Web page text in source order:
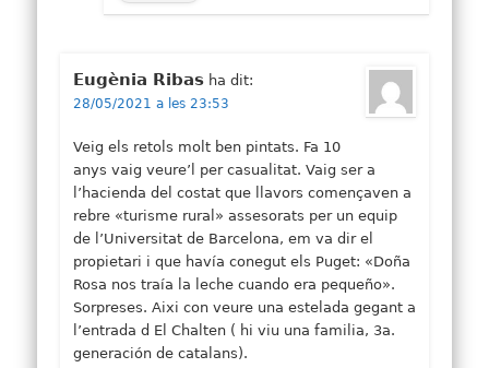
Eugènia Ribas ha dit:
28/05/2021 a les 23:53
Veig els retols molt ben pintats. Fa 10
anys vaig veure’l per casualitat. Vaig ser a
l’hacienda del costat que llavors començaven a
rebre «turisme rural» assesorats per un equip
de l’Universitat de Barcelona, em va dir el
propietari i que havía conegut els Puget: «Doña
Rosa nos traía la leche cuando era pequeño».
Sorpreses. Aixi con veure una estelada gegant a
l’entrada d El Chalten ( hi viu una familia, 3a.
generación de catalans).